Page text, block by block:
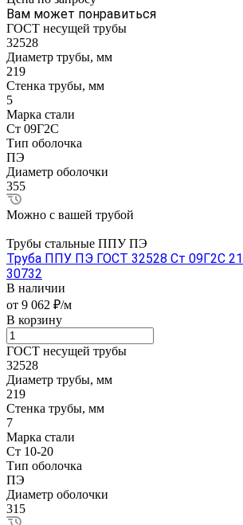
Вам может понравиться
ГОСТ несущей трубы
32528
Диаметр трубы, мм
219
Стенка трубы, мм
5
Марка стали
Ст 09Г2С
Тип оболочка
ПЭ
Диаметр оболочки
355
Можно с вашей трубой
Трубы стальные ППУ ПЭ
Труба ППУ ПЭ ГОСТ 32528 Ст 09Г2С
30732
В наличии
от 9 062 ₽/м
В корзину
ГОСТ несущей трубы
32528
Диаметр трубы, мм
219
Стенка трубы, мм
7
Марка стали
Ст 10-20
Тип оболочка
ПЭ
Диаметр оболочки
315